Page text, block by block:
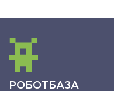
РОБОТБАЗА